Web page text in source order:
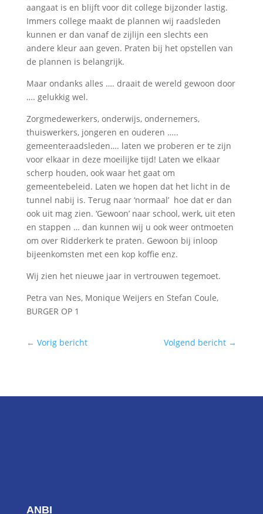
aangaat is en blijft voor dit college bijzonder lastig.
Immers college maakt de plannen wij raadsleden
kunnen er dan vanaf de zijlijn een slechts een
andere kleur aan geven. Praten bij het opstellen van
de plannen is belangrijk.
Maar ondanks alles …. draait de wereld gewoon door
…. gelukkig wel.
Zorgmedewerkers, onderwijs, ondernemers,
thuiswerkers, jongeren en ouderen …..
gemeenteraadsleden…. laten we proberen er te zijn
voor elkaar in deze moeilijke tijd! Laten we elkaar
scherp houden, ook waar het gaat om
gemeentebeleid. Laten we hopen dat het licht in de
tunnel nabij is. Terug naar ‘normaal’ hoe dat er dan
ook uit mag zien. ‘Gewoon’ naar school, werk, uit eten
en stappen … dan kunnen wij u ook weer ontmoeten
om over Ridderkerk te praten. Gewoon bij inloop
bijeenkomsten met een kop koffie enz.
Wij zien het nieuwe jaar in vertrouwen tegemoet.
Petra van Nes, Monique Weijers en Stefan Coule,
BURGER OP 1
← Vorig bericht Volgend bericht →
ANBI